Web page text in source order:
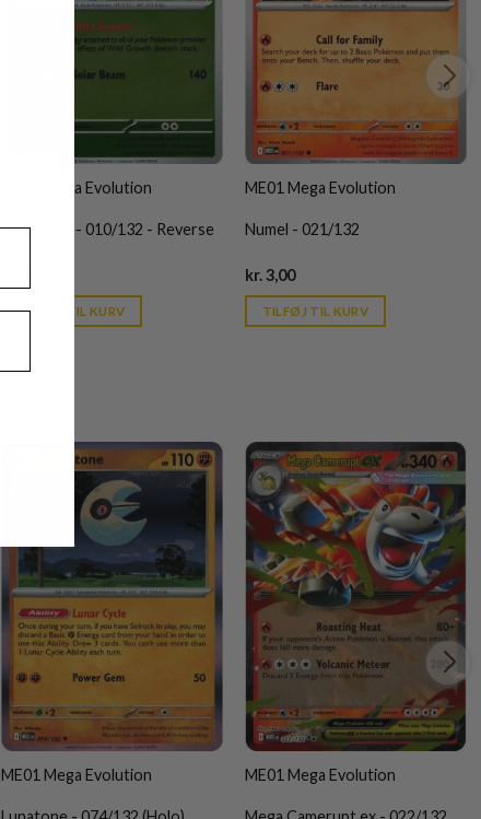
ME01 Mega Evolution
Meganium - 010/132 - Reverse
is:
kr. 39,95.
TILFØJ TIL KURV
ME01 Mega Evolution
Numel - 021/132
kr.3,00Current
is:
kr. 39,95.
TILFØJ TIL KURV
ME01 Mega Evolution ME01 Mega Evolution